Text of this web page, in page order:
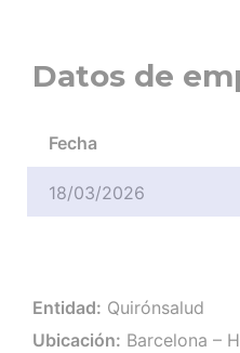
Datos de
Fecha
18/03/2026
Entidad: Quirónsalud
Ubicación: Barcelona –